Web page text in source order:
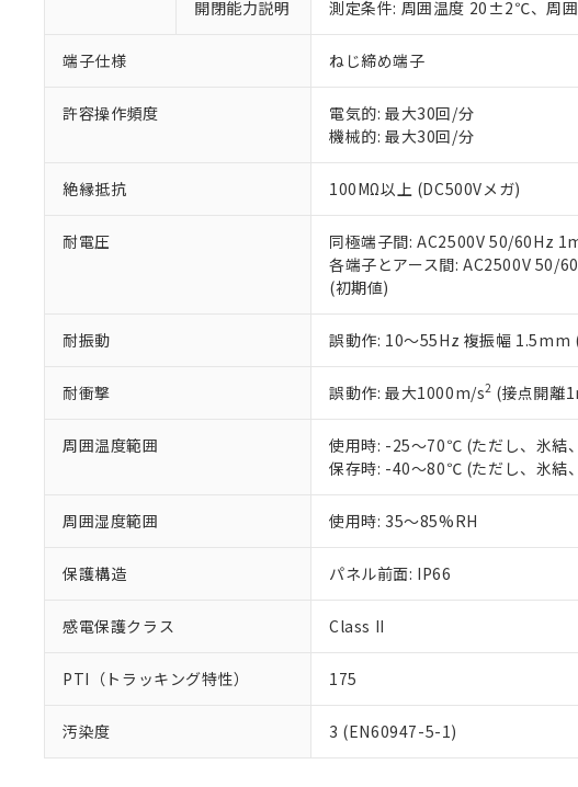
開閉能力説明 測定条件: 周囲温度 20±2℃、周
端子仕様 ねじ締め端子
許容操作頻度
電気的: 最大30回/分
機械的: 最大30回/分
絶縁抵抗 100MΩ以上 (DC500Vメガ)
耐電圧
同極端子間: AC2500V 50/60Hz
各端子とアース間: AC2500V 50/
(初期値)
耐振動 誤動作: 10～55Hz 複振幅 1.5mm
耐衝撃 誤動作: 最大1000m/s2 (接点開離
周囲温度範囲
使用時: -25～70℃ (ただし、氷結
保存時: -40～80℃ (ただし、氷結
周囲湿度範囲 使用時: 35～85%RH
保護構造 パネル前面: IP66
感電保護クラス Class II
PTI（トラッキング特性） 175
汚染度 3 (EN60947-5-1)
い。
正式な納期状況および標
当社販売員にご相談くだ
オムロン制御機器販売店
在庫状況および標準価格
す。
ている必要があります。
お客様が当ウェブサイト
さい。
※当社の共同利用者とは
※2 対応予定月
部品在庫の切り替え状況など
※3 非含有証明書ダウンロ
下記の非含有証明書をダウン
EU RoHS指令（10物質）の非
51物質の非含有証明書（当社
※本証明書は発行日時点で非含
また、RoHS指令のフタル酸
混在することから備考欄に対
り割愛しております。
DBP(フタル酸ジブチル) : 1000ppm、
DEHP(フタル酸ビス(2-エチルヘキシル
※2 環境保護使用期限
「ｅ」：有害物質（10物質）
「10」：通常の使用状況下に
味します。
当社は貴社製品を、核兵
当社は、貴社製品を第三
また当社は、販売先およ
たしません。
○ 一定数以上の在庫あ
△
－
在庫なし(最新の在
機器販売店・当社販
空
白
受注生産機種、また